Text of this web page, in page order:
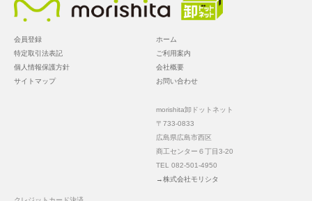
ホーム
ご利用案内
会社概要
お問い合わせ
会員登録
特定取引法表記
個人情報保護方針
サイトマップ
morishita卸ドットネット
〒733-0833
広島県広島市西区
商工センター６丁目3-20
TEL 082-501-4950
→株式会社モリシタ